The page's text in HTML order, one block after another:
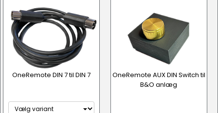
OneRemote DIN 7 til DIN 7
OneRemote AUX DIN Switch til
B&O anlæg